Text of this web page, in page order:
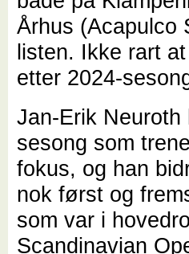
Århus (Acapulco
listen. Ikke rart
etter 2024-
Jan-Erik
sesong som
fokus, og han
nok først og
som var i
Scandinavian